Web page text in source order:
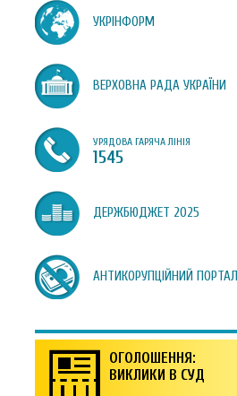
УКРІНФОРМ
ВЕРХОВНА РАДА УКРАЇНИ
УРЯДОВА ГАРЯЧА ЛІНІЯ
1545
ДЕРЖБЮДЖЕТ 2025
АНТИКОРУПЦІЙНИЙ ПОРТАЛ
ОГОЛОШЕННЯ:
ВИКЛИКИ В СУД